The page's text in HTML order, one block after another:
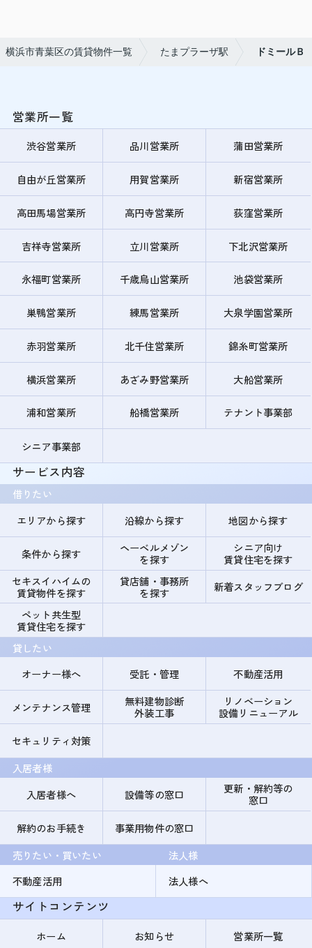
横浜市青葉区の賃貸物件一覧 たまプラーザ駅 ドミールＢ
営業所一覧
渋谷営業所 品川営業所 蒲田営業所
自由が丘営業所 用賀営業所 新宿営業所
高田馬場営業所 高円寺営業所 荻窪営業所
吉祥寺営業所 立川営業所 下北沢営業所
永福町営業所 千歳烏山営業所 池袋営業所
巣鴨営業所 練馬営業所 大泉学園営業所
赤羽営業所 北千住営業所 錦糸町営業所
横浜営業所 あざみ野営業所 大船営業所
浦和営業所 船橋営業所 テナント事業部
シニア事業部
サービス内容
借りたい
エリアから探す
沿線から探す 地図から探す
条件から探す
ヘーベルメゾン
を探す
シニア向け
賃貸住宅を探す
セキスイハイムの
賃貸物件を探す
貸店舗・事務所
を探す
新着スタッフブログ
ペット共生型
賃貸住宅を探す
貸したい
オーナー様へ
受託・管理 不動産活用
メンテナンス管理
無料建物診断
外装工事
リノベーション
設備リニューアル
セキュリティ対策
入居者様
入居者様へ
設備等の窓口
更新・解約等の
窓口
解約のお手続き
事業用物件の窓口
売りたい・買いたい
不動産活用
法人様
法人様へ
サイトコンテンツ
ホーム お知らせ 営業所一覧